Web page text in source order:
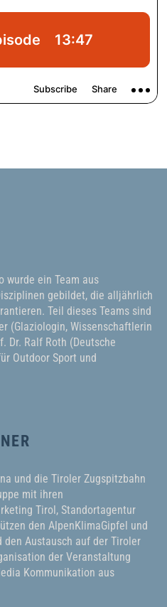
wurde ein Team aus
gebildet, die alljährlich
Teil dieses Teams sind
(Glaziologin, Wissenschaftlerin
Dr. Ralf Roth (Deutsche
Outdoor Sport und
und die Tiroler Zugspitzbahn
mit ihren
Tirol, Standortagentur
den AlpenKlimaGipfel und
den Austausch auf der Tiroler
der Veranstaltung
Kommunikation aus